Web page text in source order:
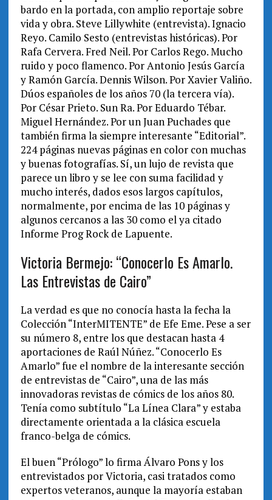
bardo en la portada, con amplio reportaje sobre
vida y obra. Steve Lillywhite (entrevista). Ignacio
Reyo. Camilo Sesto (entrevistas históricas). Por
Rafa Cervera. Fred Neil. Por Carlos Rego. Mucho
ruido y poco flamenco. Por Antonio Jesús García
y Ramón García. Dennis Wilson. Por Xavier Valiño.
Dúos españoles de los años 70 (la tercera vía).
Por César Prieto. Sun Ra. Por Eduardo Tébar.
Miguel Hernández. Por un Juan Puchades que
también firma la siempre interesante “Editorial”.
224 páginas nuevas páginas en color con muchas
y buenas fotografías. Sí, un lujo de revista que
parece un libro y se lee con suma facilidad y
mucho interés, dados esos largos capítulos,
normalmente, por encima de las 10 páginas y
algunos cercanos a las 30 como el ya citado
Informe Prog Rock de Lapuente.
Victoria Bermejo: “Conocerlo Es Amarlo.
Las Entrevistas de Cairo”
La verdad es que no conocía hasta la fecha la
Colección “InterMITENTE” de Efe Eme. Pese a ser
su número 8, entre los que destacan hasta 4
aportaciones de Raúl Núñez. “Conocerlo Es
Amarlo” fue el nombre de la interesante sección
de entrevistas de “Cairo”, una de las más
innovadoras revistas de cómics de los años 80.
Tenía como subtítulo “La Línea Clara” y estaba
directamente orientada a la clásica escuela
franco-belga de cómics.
El buen “Prólogo” lo firma Álvaro Pons y los
entrevistados por Victoria, casi tratados como
expertos veteranos, aunque la mayoría estaban